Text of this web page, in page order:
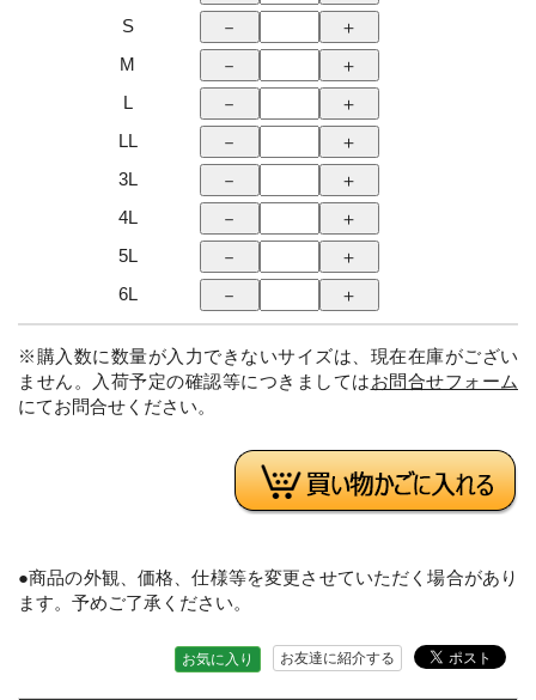
S
M
L
LL
3L
4L
5L
6L
※購入数に数量が入力できないサイズは、現在在庫がござい
ません。入荷予定の確認等につきましてはお問合せフォーム
にてお問合せください。
●商品の外観、価格、仕様等を変更させていただく場合があり
ます。予めご了承ください。
お友達に紹介する
お気に入り